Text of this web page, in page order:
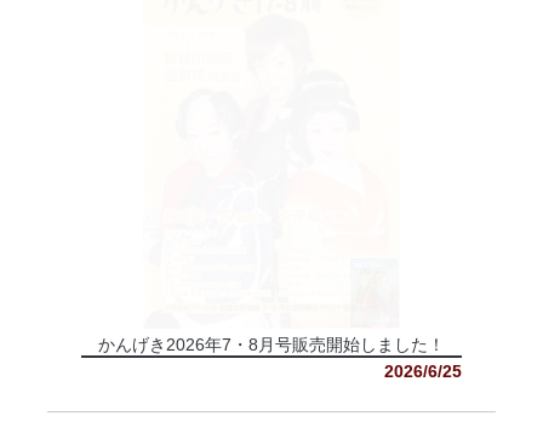
かんげき2026年7・8月号販売開始しました！
2026/6/25